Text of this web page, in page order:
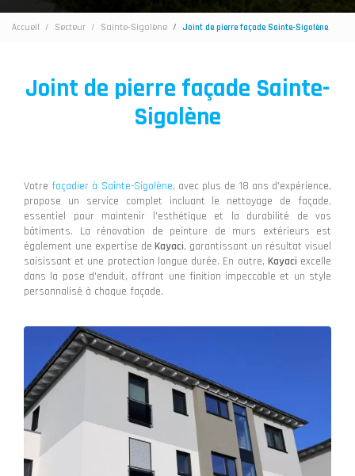
Accueil Secteur Sainte-Sigolène Joint de pierre façade Sainte-Sigolène
Joint de pierre façade Sainte-
Sigolène
Votre façadier à Sainte-Sigolène, avec plus de 18 ans d'expérience,
propose un service complet incluant le nettoyage de façade,
essentiel pour maintenir l'esthétique et la durabilité de vos
bâtiments. La rénovation de peinture de murs extérieurs est
également une expertise de Kayaci, garantissant un résultat visuel
saisissant et une protection longue durée. En outre, Kayaci excelle
dans la pose d'enduit, offrant une finition impeccable et un style
personnalisé à chaque façade.